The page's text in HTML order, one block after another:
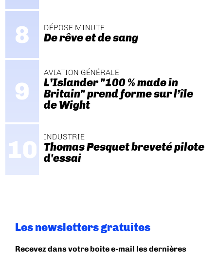
DÉPOSE MINUTE
De rêve et de sang
AVIATION GÉNÉRALE
L’Islander "100 % made in
Britain" prend forme sur l’île
de Wight
INDUSTRIE
Thomas Pesquet breveté pilote
d'essai
Les newsletters gratuites
Recevez dans votre boite e-mail les dernières